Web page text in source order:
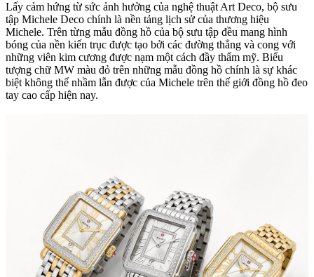
Lấy cảm hứng từ sức ảnh hưởng của nghệ thuật Art Deco, bộ sưu
tập Michele Deco chính là nền tảng lịch sử của thương hiệu
Michele. Trên từng mẫu đồng hồ của bộ sưu tập đều mang hình
bóng của nền kiến trục được tạo bởi các đường thẳng và cong với
những viên kim cương được nạm một cách đầy thẩm mỹ. Biểu
tượng chữ MW màu đỏ trên những mẫu đồng hồ chính là sự khác
biệt không thể nhầm lẫn được của Michele trên thế giới đồng hồ đeo
tay cao cấp hiện nay.